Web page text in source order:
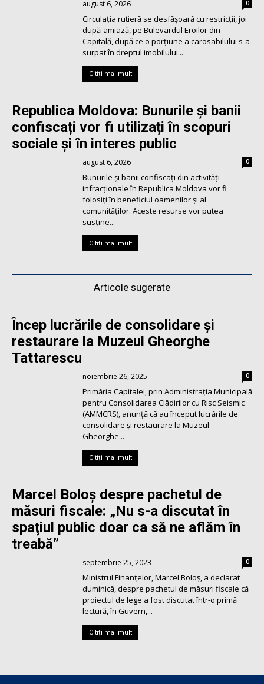
august 6, 2026 0
Circulația rutieră se desfășoară cu restricții, joi
după-amiază, pe Bulevardul Eroilor din
Capitală, după ce o porțiune a carosabilului s-a
surpat în dreptul imobilului...
Citiți mai mult
Republica Moldova: Bunurile și banii
confiscați vor fi utilizați în scopuri
sociale și în interes public
august 6, 2026 0
Bunurile și banii confiscați din activități
infracționale în Republica Moldova vor fi
folosiți în beneficiul oamenilor și al
comunităților. Aceste resurse vor putea
susține...
Citiți mai mult
Articole sugerate
Încep lucrările de consolidare și
restaurare la Muzeul Gheorghe
Tattarescu
noiembrie 26, 2025 0
Primăria Capitalei, prin Administrația Municipală
pentru Consolidarea Clădirilor cu Risc Seismic
(AMMCRS), anunță că au început lucrările de
consolidare și restaurare la Muzeul
Gheorghe...
Citiți mai mult
Marcel Boloș despre pachetul de
măsuri fiscale: „Nu s-a discutat în
spaţiul public doar ca să ne aflăm în
treabă”
septembrie 25, 2023 0
Ministrul Finanţelor, Marcel Boloş, a declarat
duminică, despre pachetul de măsuri fiscale că
proiectul de lege a fost discutat într-o primă
lectură, în Guvern,...
Citiți mai mult